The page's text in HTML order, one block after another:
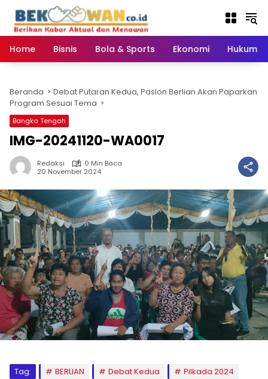
konten
Home
Bisnis Bola & Sports Ekonomi Hukum
Beranda
Debat Putaran Kedua, Paslon Berlian Akan Paparkan
Program Sesuai Tema
Bangka Tengah
IMG-20241120-WA0017
Redaksi
0 Min Baca
20 November 2024
Tag: BERLIAN Debat Kedua Pilkada 2024